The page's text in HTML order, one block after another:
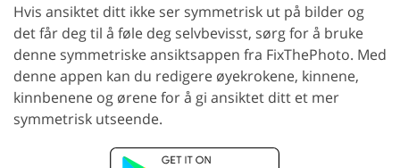
Hvis ansiktet ditt ikke ser symmetrisk ut på bilder og
det får deg til å føle deg selvbevisst, sørg for å bruke
denne symmetriske ansiktsappen fra FixThePhoto. Med
denne appen kan du redigere øyekrokene, kinnene,
kinnbenene og ørene for å gi ansiktet ditt et mer
symmetrisk utseende.